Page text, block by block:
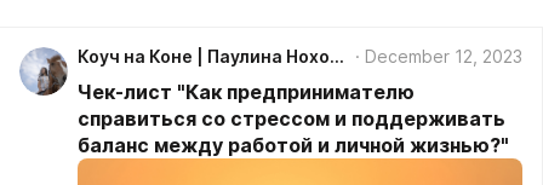
Коуч на Коне | Паулина Ноходоева December 12, 2023
Чек-лист "Как предпринимателю
справиться со стрессом и поддерживать
баланс между работой и личной жизнью?"